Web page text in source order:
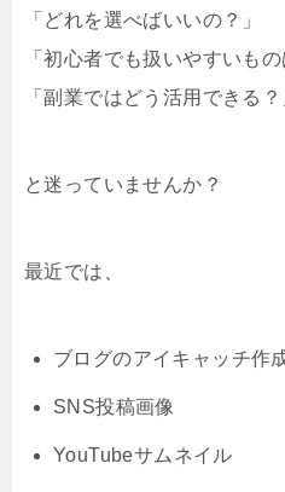
「どれを選べばいいの？」
「初心者でも扱いやすいもの
「副業ではどう活用できる？
と迷っていませんか？
最近では、
ブログのアイキャッチ作
SNS投稿画像
YouTubeサムネイル